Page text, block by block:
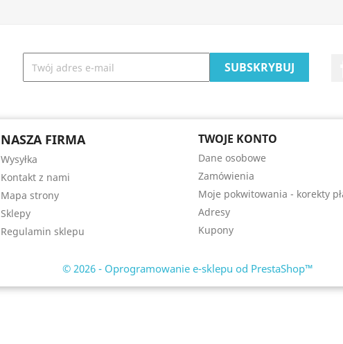
NASZA FIRMA
Wysyłka
Kontakt z nami
Mapa strony
Sklepy
Regulamin sklepu
TWOJE KONTO
Dane osobowe
Zamówienia
Moje pokwitowania - korekty
Adresy
Kupony
© 2026 - Oprogramowanie e-sklepu od PrestaShop™